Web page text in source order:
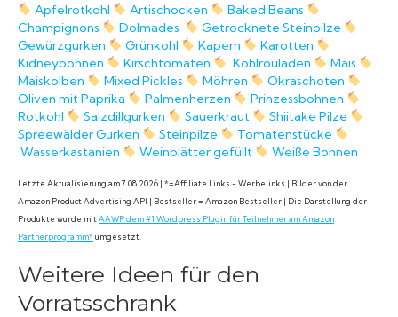
Apfelrotkohl Artischocken
Baked Beans
Champignons
Dolmades
Getrocknete Steinpilze
Gewürzgurken
Grünkohl Kapern
Karotten
Kidneybohnen
Kirschtomaten Kohlrouladen
Mais
Maiskolben
Mixed Pickles Möhren
Okraschoten
Oliven mit Paprika
Palmenherzen
Prinzessbohnen
Rotkohl
Salzdillgurken Sauerkraut
Shiitake Pilze
Spreewälder Gurken
Steinpilze
Tomatenstücke
Wasserkastanien
Weinblätter gefüllt Weiße Bohnen
Letzte Aktualisierung am 7.08.2026 | *=Affiliate Links - Werbelinks | Bilder von der
Amazon Product Advertising API | Bestseller = Amazon Bestseller | Die Darstellung der
Produkte wurde mitAAWP dem #1 Wordpress Plugin für Teilnehmer am Amazon
Partnerprogramm*umgesetzt.
Weitere Ideen für den
Vorratsschrank